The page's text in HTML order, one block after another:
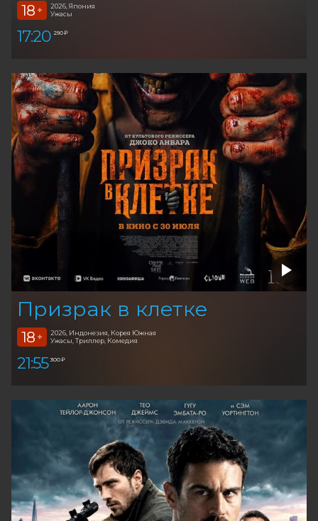
18 +
2026, Япония
Ужасы
17:20 290 ₽
Призрак в клетке
18 +
2026, Индонезия, Корея Южная
Ужасы, Триллер, Комедия
21:55 300 ₽